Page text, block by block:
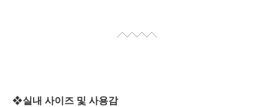
❖실내 사이즈 및 사용감